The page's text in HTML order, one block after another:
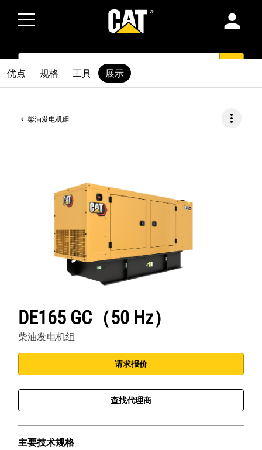
person
SEARCH
柴油发电机组 more_vert
DE165 GC（50 Hz）
柴油发电机组
请求报价
查找代理商
主要技术规格
优点 规格 工具 展示